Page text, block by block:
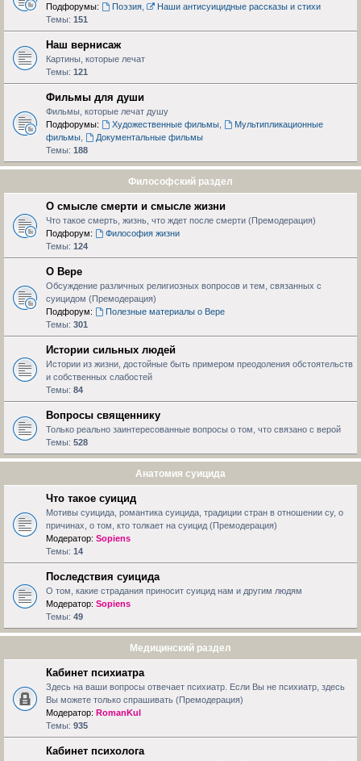
Подфорумы:
Поэзия,
Наши антисуицидные рассказы и стихи
Темы: 151
Наш вернисаж
Картины, которые лечат
Темы: 121
Фильмы для души
Фильмы, которые лечат душу
Подфорумы:
Художественные фильмы,
Мультипликационные
фильмы
Документальные фильмы
Темы: 188
Философский раздел
О смысле смерти и смысле жизни
Что такое смерть, жизнь, что ждет после смерти (Премодерация)
Подфорум:
Философия жизни
Темы: 124
О Вере
Обсуждение различных религиозных вопросов и тем, связанных с
суицидом (Премодерация)
Подфорум:
Полезные материалы о Вере
Темы: 301
Истории сильных людей
Истории из жизни, достойные быть примером преодоления обстоятельств
и собственных слабостей
Темы: 84
Вопросы священнику
Только реально заинтересованные вопросы о том, что связано с верой
Темы: 528
Анатомия суицида
Что такое суицид
Мотивы суицида, романтика суицида, традиции стран в отношении су, о
причинах, о том, кто толкает на суицид (Премодерация)
Модератор: Sopiens
Темы: 14
Последствия суицида
О том, какие страдания приносит суицид нам и другим людям
Модератор: Sopiens
Темы: 49
Медицинский раздел
Кабинет психиатра
Здесь на ваши вопросы отвечает психиатр. Если Вы не психиатр, здесь
Вы можете только спрашивать (Премодерация)
Модератор: RomanKul
Темы: 935
Кабинет психолога